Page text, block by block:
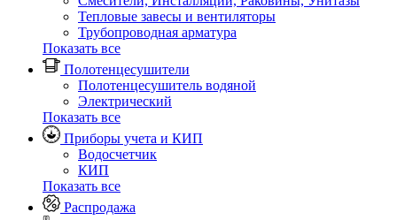
Тепловые завесы и вентиляторы
Трубопроводная арматура
Показать все
Полотенцесушители
Полотенцесушитель водяной
Электрический
Показать все
Приборы учета и КИП
Водосчетчик
КИП
Показать все
Распродажа